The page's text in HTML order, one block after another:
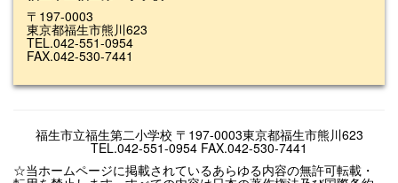
〒197-0003
東京都福生市熊川623
TEL.042-551-0954
FAX.042-530-7441
福生市立福生第二小学校 〒197-0003東京都福生市熊川623
TEL.042-551-0954 FAX.042-530-7441
☆当ホームページに掲載されているあらゆる内容の無許可転載・